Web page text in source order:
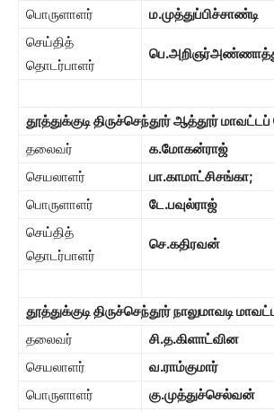
பொருளாளர்
ம.முத்துப்பிச்சாண்டி
செய்தித்
தொடர்பாளர்
தூத்துக்குடி திருச்செந்தூர் ஆத்தூர்
தலைவர்
க.மோகன்ராஜ்
செயலாளர்
பா.காமாட்சிசங்கா;
பொருளாளர்
டே.பவுல்ராஜ்
செய்தித்
தொடர்பாளர்
செ.கதிரவன்
தூத்துக்குடி திருச்செந்தூர் நாலுமாவடி
தலைவர்
சி.த.கிளாட்வின
செயலாளர்
வ.ராம்குமார்
பொருளாளர்
கு.முத்துச்செல்வன்